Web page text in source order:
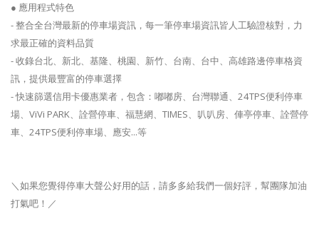
● 應用程式特色
- 整合全台灣最新的停車場資訊，每一筆停車場資訊皆人工驗證核對，力
求最正確的資料品質
- 收錄台北、新北、基隆、桃園、新竹、台南、台中、高雄路邊停車格資
訊，提供最豐富的停車選擇
- 快速篩選信用卡優惠業者，包含：嘟嘟房、台灣聯通、24TPS便利停車
場、ViVi PARK、詮營停車、福慧網、TIMES、叭叭房、俥亭停車、詮營停
車、24TPS便利停車場、應安...等
＼如果您覺得停車大聲公好用的話，請多多給我們一個好評，幫團隊加油
打氣吧！／